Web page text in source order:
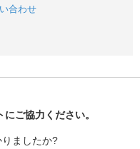
合わせ
ご協力ください。
ましたか?